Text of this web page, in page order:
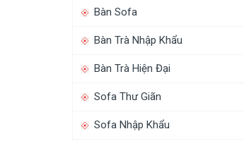
Bàn Sofa
Bàn Trà Nhập Khẩu
Bàn Trà Hiện Đại
Sofa Thư Giãn
Sofa Nhập Khẩu